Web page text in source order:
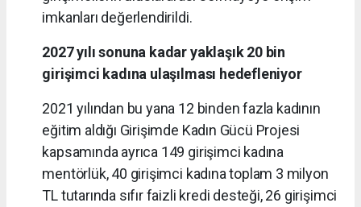
imkanları değerlendirildi.
2027 yılı sonuna kadar yaklaşık 20 bin
girişimci kadına ulaşılması hedefleniyor
2021 yılından bu yana 12 binden fazla kadının
eğitim aldığı Girişimde Kadın Gücü Projesi
kapsamında ayrıca 149 girişimci kadına
mentörlük, 40 girişimci kadına toplam 3 milyon
TL tutarında sıfır faizli kredi desteği, 26 girişimci